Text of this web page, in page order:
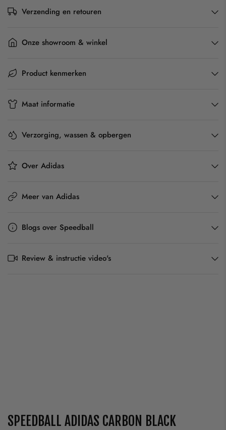
Verzending en retouren
Onze showroom & winkel
Product kenmerken
Maat informatie
Verzorging, wassen & opbergen
Over Adidas
Meer van Adidas
Blogs over Speedball
Review & instructie video's
SPEEDBALL ADIDAS CARBON BLACK